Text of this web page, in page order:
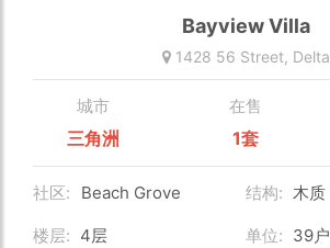
Bayview Villa
1428 56 Street, Delta
城市
三角洲
在售
1套
社区: Beach Grove 结构: 木质
楼层: 4层 单位: 39户